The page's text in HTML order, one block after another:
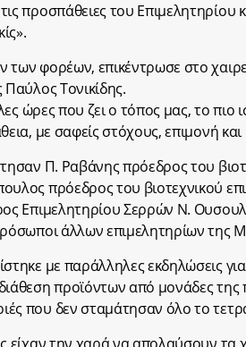
προσπάθειες του Επιμελητηρίου
φορέων, επικέντρωσε στο
Τονικίδης.
ώρες που ζει ο τόπος μας, το πιο
με σαφείς στόχους, επιμονή
Π. Ραβάνης πρόεδρος του
πρόεδρος του βιοτεχνικού
Επιμελητηρίου Σερρών Ν.
άλλων επιμελητηρίων της
με παράλληλες εκδηλώσεις
προϊόντων από μονάδες της
που δεν σταμάτησαν όλο το